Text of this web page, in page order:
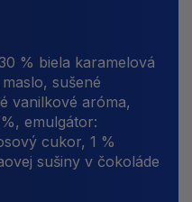
% biela karamelová
sušené
vanilkové aróma,
emulgátor:
cukor, 1 %
sušiny v čokoláde